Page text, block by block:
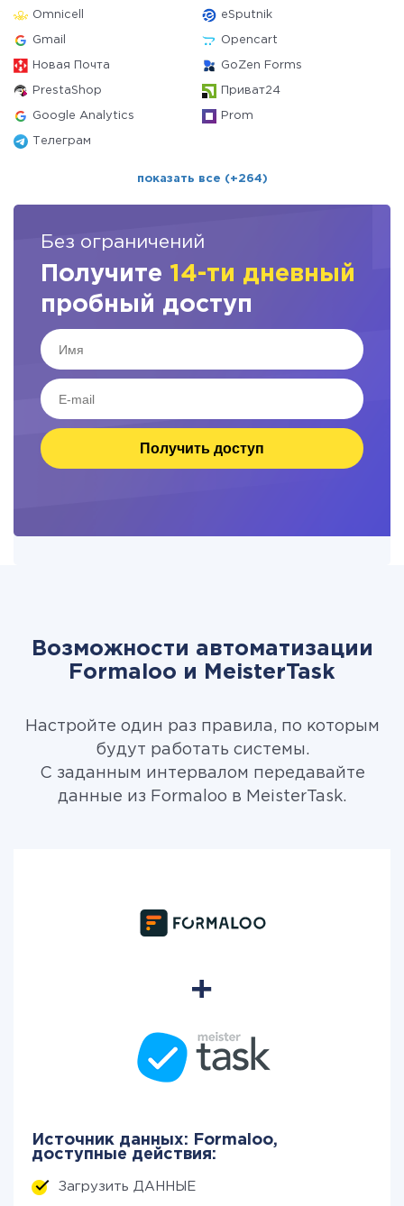
Omnicell eSputnik
Gmail Opencart
Новая Почта GoZen Forms
PrestaShop Приват24
Google Analytics Prom
Телеграм
показать все (+264)
Без ограничений
Получите 14-ти дневный
пробный доступ
Получить доступ
Возможности автоматизации
Formaloo и MeisterTask
Настройте один раз правила, по которым
будут работать системы.
С заданным интервалом передавайте
данные из Formaloo в MeisterTask.
Источник данных: Formaloo,
доступные действия:
Загрузить ДАННЫЕ